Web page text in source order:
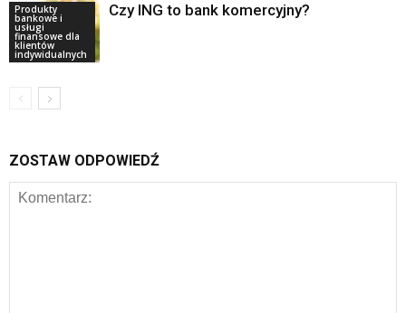
Produkty
bankowe i
usługi
finansowe dla
klientów
indywidualnych
Czy ING to bank komercyjny?
ZOSTAW ODPOWIEDŹ